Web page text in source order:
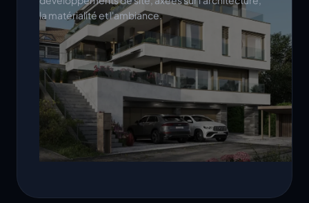
la matérialité et l'ambiance.